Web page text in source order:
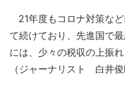
21年度もコロナ対策な
て続けており、先進国で
には、少々の税収の上振
（ジャーナリスト 白井俊